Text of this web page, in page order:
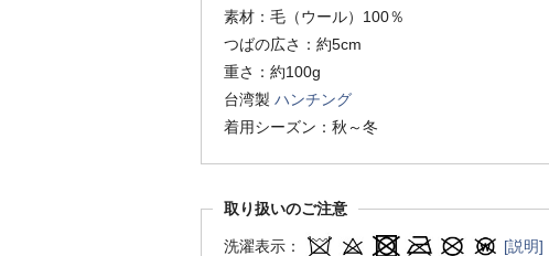
素材：毛（ウール）100％
つばの広さ：約5cm
重さ：約100g
台湾製 ハンチング
着用シーズン：秋～冬
取り扱いのご注意
洗濯表示： [説明]